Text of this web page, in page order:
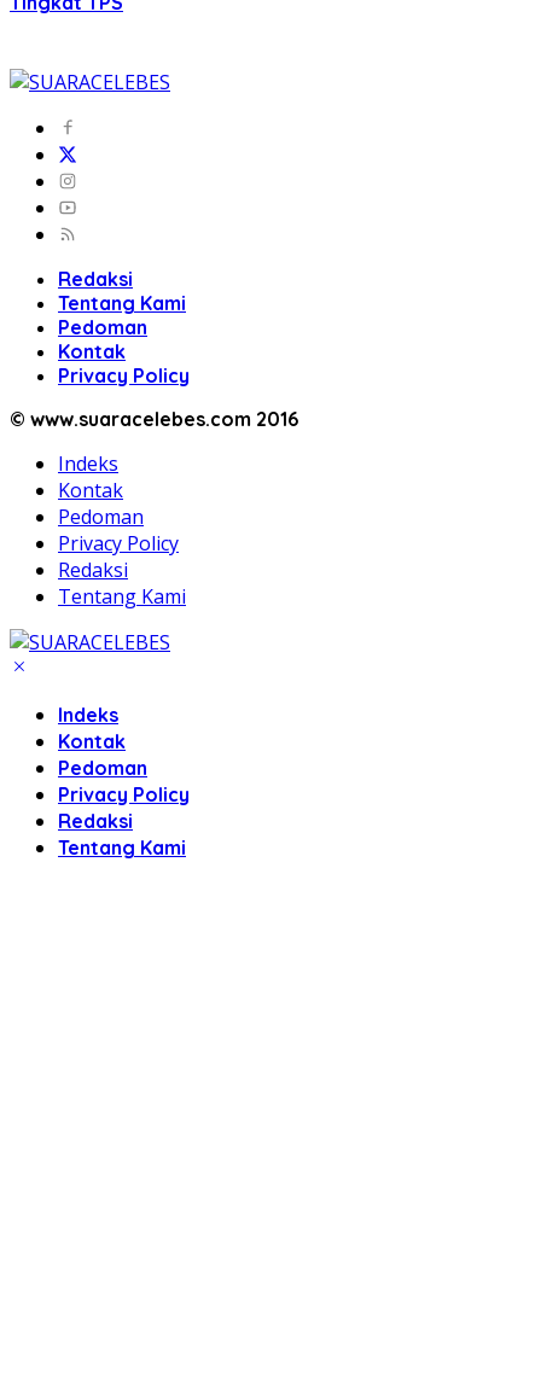
Redaksi
Tentang Kami
Pedoman
Kontak
Privacy Policy
© www.suaracelebes.com 2016
Indeks
Kontak
Pedoman
Privacy Policy
Redaksi
Tentang Kami
Indeks
Kontak
Pedoman
Privacy Policy
Redaksi
Tentang Kami